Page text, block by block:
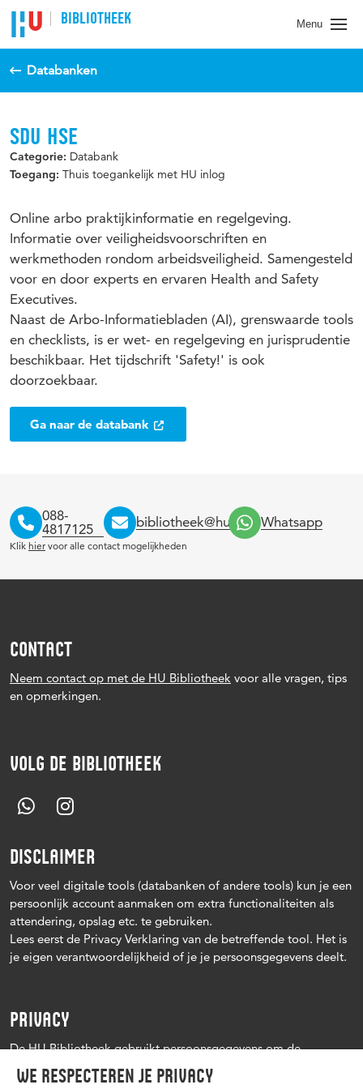
We respecteren je privacy
BIBLIOTHEEK Menu
Databanken
SDU HSE
Categorie: Databank
Toegang: Thuis toegankelijk met HU inlog
Online arbo praktijkinformatie en regelgeving.
Informatie over veiligheidsvoorschriften en
werkmethoden rondom arbeidsveiligheid. Samengesteld
voor en door experts en ervaren Health and Safety
Executives.
Naast de Arbo-Informatiebladen (AI), grenswaarde tools
en checklists, is er wet- en regelgeving en jurisprudentie
beschikbaar. Het tijdschrift 'Safety!' is ook
doorzoekbaar.
Ga naar de databank
088-
4817125
bibliotheek@hu.nl Whatsapp
Klik hier voor alle contact mogelijkheden
CONTACT
Neem contact op met de HU Bibliotheek voor alle vragen, tips
en opmerkingen.
VOLG DE BIBLIOTHEEK
DISCLAIMER
Voor veel digitale tools (databanken of andere tools) kun je een
persoonlijk account aanmaken om extra functionaliteiten als
attendering, opslag etc. te gebruiken.
Lees eerst de Privacy Verklaring van de betreffende tool. Het is
je eigen verantwoordelijkheid of je je persoonsgegevens deelt.
PRIVACY
De HU Bibliotheek gebruikt persoonsgegevens om de
leenprocedure te kunnen uitvoeren, onder andere voor het
versturen van herinneringen en informatie over reserveringen.